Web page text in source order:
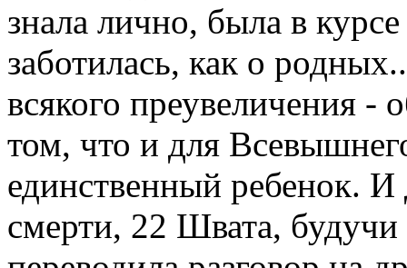
знала лично, была в
заботилась, как о
всякого преувеличения -
том, что и для
единственный ребенок.
смерти, 22 Швата,